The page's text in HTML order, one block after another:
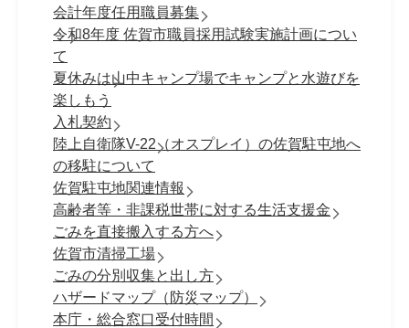
会計年度任用職員募集
令和8年度 佐賀市職員採⽤試験実施計画につい
て
夏休みは山中キャンプ場でキャンプと水遊びを
楽しもう
入札契約
陸上自衛隊V-22（オスプレイ）の佐賀駐屯地へ
の移駐について
佐賀駐屯地関連情報
高齢者等・非課税世帯に対する生活支援金
ごみを直接搬入する方へ
佐賀市清掃工場
ごみの分別収集と出し方
ハザードマップ（防災マップ）
本庁・総合窓口受付時間